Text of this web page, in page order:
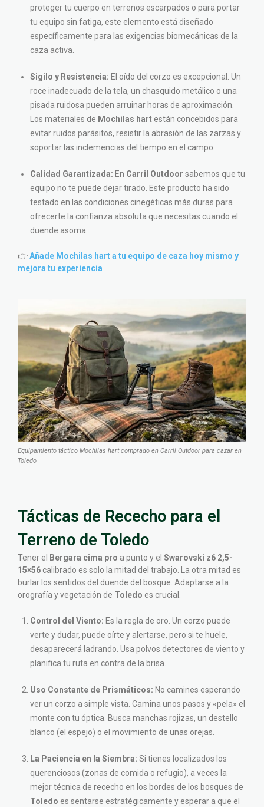
proteger tu cuerpo en terrenos escarpados o para portar
tu equipo sin fatiga, este elemento está diseñado
específicamente para las exigencias biomecánicas de la
caza activa.
Sigilo y Resistencia: El oído del corzo es excepcional. Un
roce inadecuado de la tela, un chasquido metálico o una
pisada ruidosa pueden arruinar horas de aproximación.
Los materiales de Mochilas hart están concebidos para
evitar ruidos parásitos, resistir la abrasión de las zarzas y
soportar las inclemencias del tiempo en el campo.
Calidad Garantizada: En Carril Outdoor sabemos que tu
equipo no te puede dejar tirado. Este producto ha sido
testado en las condiciones cinegéticas más duras para
ofrecerte la confianza absoluta que necesitas cuando el
duende asoma.
👉Añade Mochilas hart a tu equipo de caza hoy mismo y
mejora tu experiencia
Equipamiento táctico Mochilas hart comprado en Carril Outdoor para cazar en
Toledo
Tácticas de Rececho para el
Terreno de Toledo
Tener el Bergara cima pro a punto y el Swarovski z6 2,5-
15×56 calibrado es solo la mitad del trabajo. La otra mitad es
burlar los sentidos del duende del bosque. Adaptarse a la
orografía y vegetación de Toledo es crucial.
Control del Viento: Es la regla de oro. Un corzo puede
verte y dudar, puede oírte y alertarse, pero si te huele,
desaparecerá ladrando. Usa polvos detectores de viento y
planifica tu ruta en contra de la brisa.
Uso Constante de Prismáticos: No camines esperando
ver un corzo a simple vista. Camina unos pasos y «pela» el
monte con tu óptica. Busca manchas rojizas, un destello
blanco (el espejo) o el movimiento de unas orejas.
La Paciencia en la Siembra: Si tienes localizados los
querenciosos (zonas de comida o refugio), a veces la
mejor técnica de rececho en los bordes de los bosques de
Toledo es sentarse estratégicamente y esperar a que el